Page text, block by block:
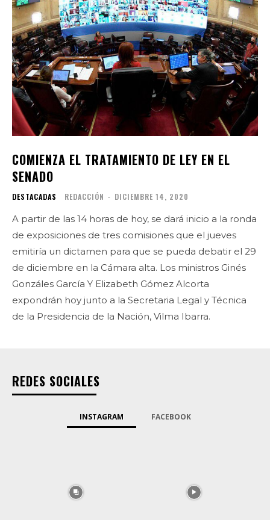
COMIENZA EL TRATAMIENTO DE LEY EN EL
SENADO
DESTACADAS REDACCIÓN - DICIEMBRE 14, 2020
A partir de las 14 horas de hoy, se dará inicio a la ronda
de exposiciones de tres comisiones que el jueves
emitiría un dictamen para que se pueda debatir el 29
de diciembre en la Cámara alta. Los ministros Ginés
Gonzáles García Y Elizabeth Gómez Alcorta
expondrán hoy junto a la Secretaria Legal y Técnica
de la Presidencia de la Nación, Vilma Ibarra.
REDES SOCIALES
INSTAGRAM FACEBOOK